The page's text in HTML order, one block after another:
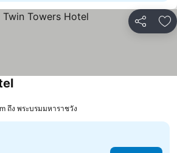
แชร์ เ
ถึง พระบรมมหาราชวัง